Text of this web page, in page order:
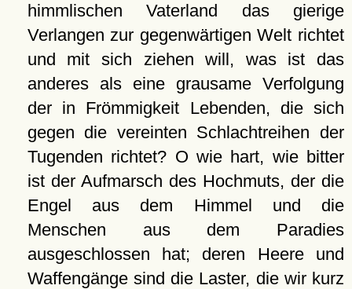
himmlischen Vaterland das gierige
Verlangen zur gegenwärtigen Welt richtet
und mit sich ziehen will, was ist das
anderes als eine grausame Verfolgung
der in Frömmigkeit Lebenden, die sich
gegen die vereinten Schlachtreihen der
Tugenden richtet? O wie hart, wie bitter
ist der Aufmarsch des Hochmuts, der die
Engel aus dem Himmel und die
Menschen aus dem Paradies
ausgeschlossen hat; deren Heere und
Waffengänge sind die Laster, die wir kurz